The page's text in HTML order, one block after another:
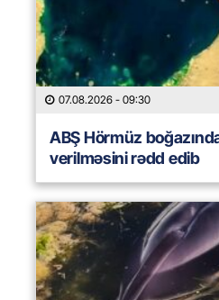
07.08.2026 - 09:30
ABŞ Hörmüz
verilməsini rədd edib